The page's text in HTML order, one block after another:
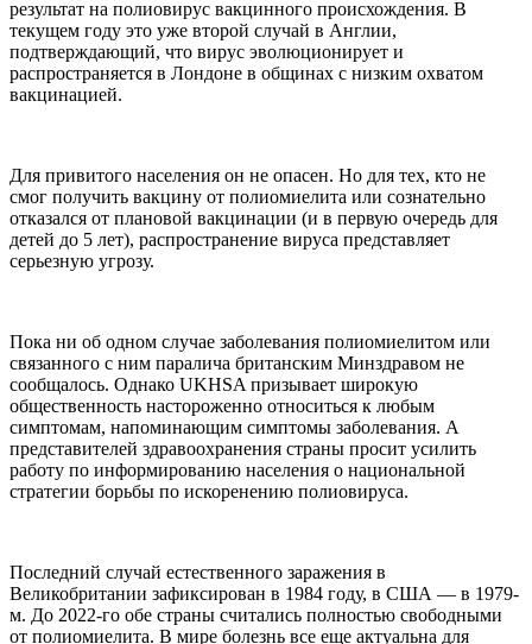
результат на полиовирус вакцинного происхождения. В
текущем году это уже второй случай в Англии,
подтверждающий, что вирус эволюционирует и
распространяется в Лондоне в общинах с низким охватом
вакцинацией.
Для привитого населения он не опасен. Но для тех, кто не
смог получить вакцину от полиомиелита или сознательно
отказался от плановой вакцинации (и в первую очередь для
детей до 5 лет), распространение вируса представляет
серьезную угрозу.
Пока ни об одном случае заболевания полиомиелитом или
связанного с ним паралича британским Минздравом не
сообщалось. Однако UKHSA призывает широкую
общественность настороженно относиться к любым
симптомам, напоминающим симптомы заболевания. А
представителей здравоохранения страны просит усилить
работу по информированию населения о национальной
стратегии борьбы по искоренению полиовируса.
Последний случай естественного заражения в
Великобритании зафиксирован в 1984 году, в США — в 1979-
м. До 2022-го обе страны считались полностью свободными
от полиомиелита. В мире болезнь все еще актуальна для